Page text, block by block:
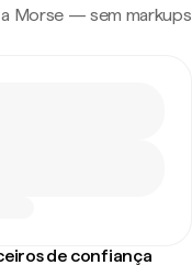
a Morse — sem markups
de confiança